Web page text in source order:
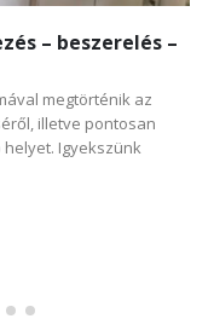
– beszerelés –
megtörténik az
illetve pontosan
Igyekszünk